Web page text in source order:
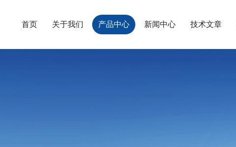
首页 关于我们 产品中心 新闻中心 技术文章